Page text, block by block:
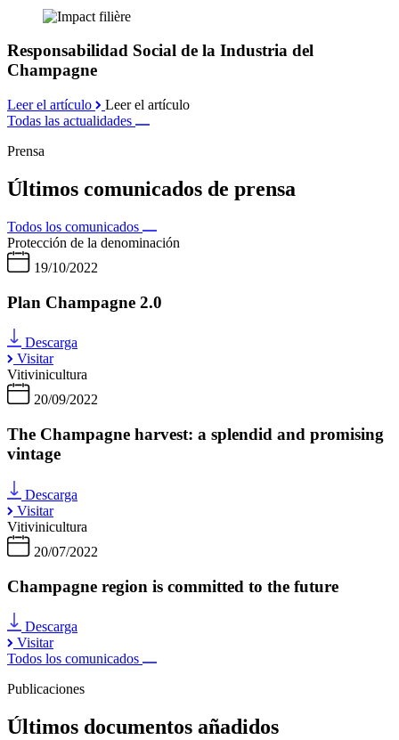
Responsabilidad Social de la Industria del
Champagne
Leer el artículo
Leer el artículo
Todas las actualidades
Prensa
Últimos comunicados de prensa
Todos los comunicados
Protección de la denominación
19/10/2022
Plan Champagne 2.0
Descarga
Visitar
Vitivinicultura
20/09/2022
The Champagne harvest: a splendid and promising
vintage
Descarga
Visitar
Vitivinicultura
20/07/2022
Champagne region is committed to the future
Descarga
Visitar
Todos los comunicados
Publicaciones
Últimos documentos añadidos